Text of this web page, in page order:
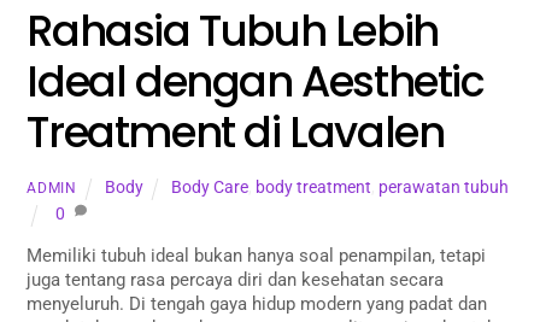
Rahasia Tubuh Lebih
Ideal dengan Aesthetic
Treatment di Lavalen
ADMIN Body Body Care, body treatment perawatan tubuh
0
Memiliki tubuh ideal bukan hanya soal penampilan, tetapi
juga tentang rasa percaya diri dan kesehatan secara
menyeluruh. Di tengah gaya hidup modern yang padat dan